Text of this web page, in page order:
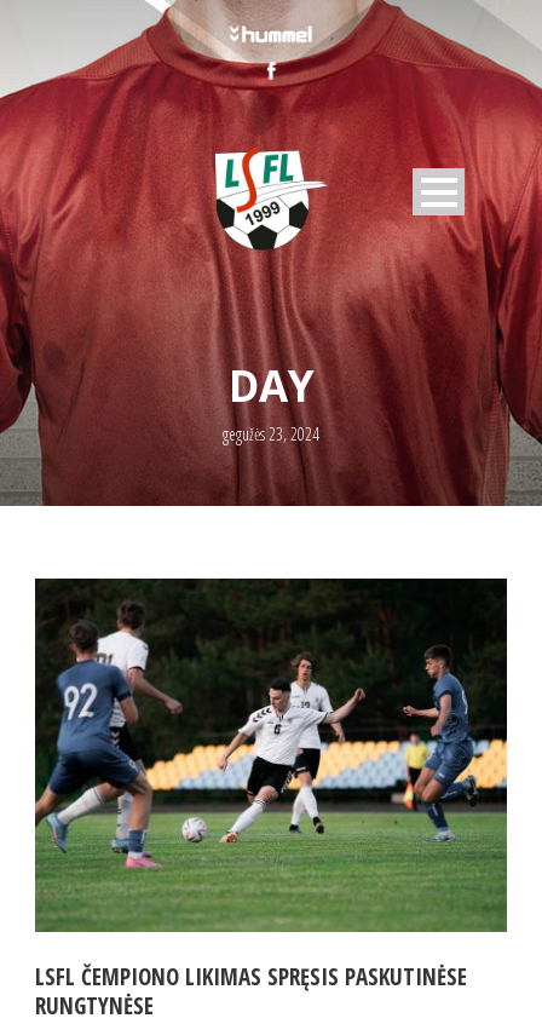
DAY
gegužės 23, 2024
LSFL ČEMPIONO LIKIMAS SPRĘSIS PASKUTINĖSE
RUNGTYNĖSE